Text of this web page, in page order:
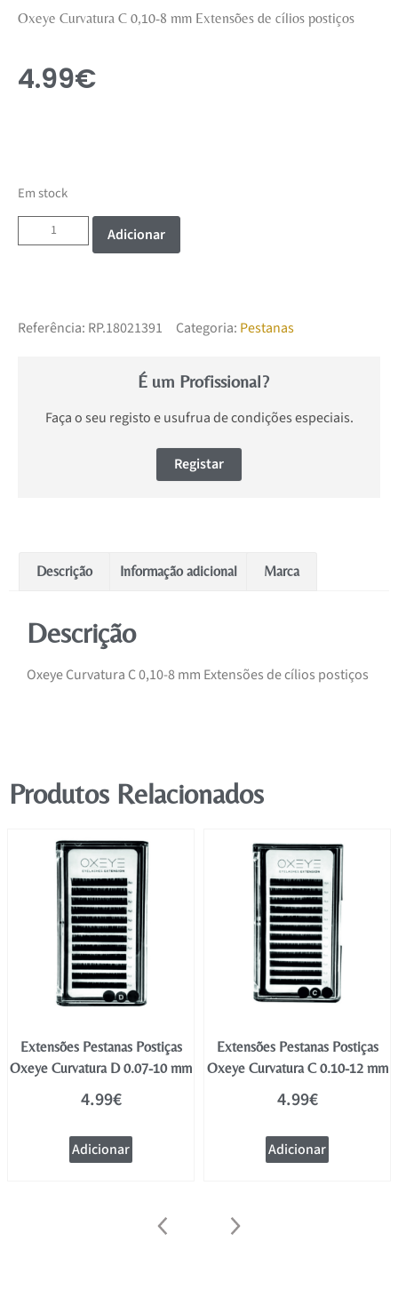
Oxeye Curvatura C 0,10-8 mm Extensões de cílios postiços
4.99€
Em stock
Adicionar
Referência: RP.18021391 Categoria: Pestanas
É um Profissional?
Faça o seu registo e usufrua de condições especiais.
Registar
Descrição Informação adicional Marca
Descrição
Oxeye Curvatura C 0,10-8 mm Extensões de cílios postiços
Produtos Relacionados
Extensões Pestanas Postiças
Oxeye Curvatura D 0.07-10 mm
4.99€
Adicionar
Extensões Pestanas Postiças
Oxeye Curvatura C 0.10-12 mm
4.99€
Adicionar